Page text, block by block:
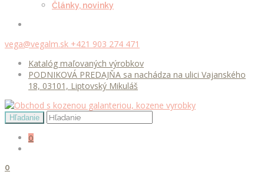
Články, novinky
vega@vegalm.sk +421 903 274 471
Katalóg maľovaných výrobkov
PODNIKOVÁ PREDAJŇA sa nachádza na ulici Vajanského
18, 03101, Liptovský Mikuláš
0
0